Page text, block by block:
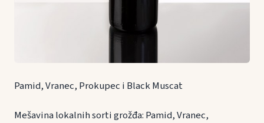
Pamid, Vranec, Prokupec i Black Muscat
Mešavina lokalnih sorti grožđa: Pamid, Vranec,